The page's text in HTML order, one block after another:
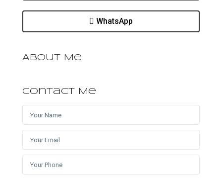
WhatsApp
About Me
Contact Me